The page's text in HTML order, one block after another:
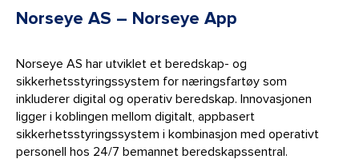
Norseye AS – Norseye App
Norseye AS har utviklet et beredskap- og
sikkerhetsstyringssystem for næringsfartøy som
inkluderer digital og operativ beredskap. Innovasjonen
ligger i koblingen mellom digitalt, appbasert
sikkerhetsstyringssystem i kombinasjon med operativt
personell hos 24/7 bemannet beredskapssentral.